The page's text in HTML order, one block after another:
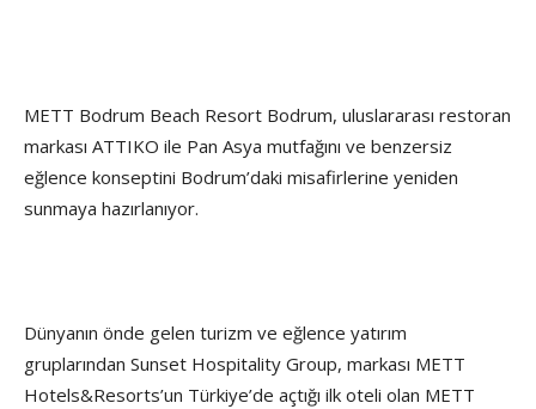
METT Bodrum Beach Resort Bodrum, uluslararası restoran
markası ATTIKO ile Pan Asya mutfağını ve benzersiz
eğlence konseptini Bodrum’daki misafirlerine yeniden
sunmaya hazırlanıyor.
Dünyanın önde gelen turizm ve eğlence yatırım
gruplarından Sunset Hospitality Group, markası METT
Hotels&Resorts’un Türkiye’de açtığı ilk oteli olan METT